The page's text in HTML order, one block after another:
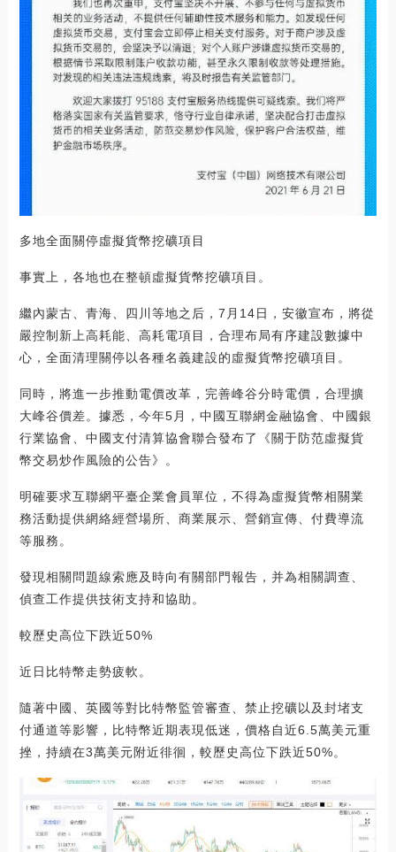
多地全面關停虛擬貨幣挖礦項目
事實上，各地也在整頓虛擬貨幣挖礦項目。
繼內蒙古、青海、四川等地之后，7月14日，安徽宣布，將從
嚴控制新上高耗能、高耗電項目，合理布局有序建設數據中
心，全面清理關停以各種名義建設的虛擬貨幣挖礦項目。
同時，將進一步推動電價改革，完善峰谷分時電價，合理擴
大峰谷價差。據悉，今年5月，中國互聯網金融協會、中國銀
行業協會、中國支付清算協會聯合發布了《關于防范虛擬貨
幣交易炒作風險的公告》。
明確要求互聯網平臺企業會員單位，不得為虛擬貨幣相關業
務活動提供網絡經營場所、商業展示、營銷宣傳、付費導流
等服務。
發現相關問題線索應及時向有關部門報告，并為相關調查、
偵查工作提供技術支持和協助。
較歷史高位下跌近50%
近日比特幣走勢疲軟。
隨著中國、英國等對比特幣監管審查、禁止挖礦以及封堵支
付通道等影響，比特幣近期表現低迷，價格自近6.5萬美元重
挫，持續在3萬美元附近徘徊，較歷史高位下跌近50%。